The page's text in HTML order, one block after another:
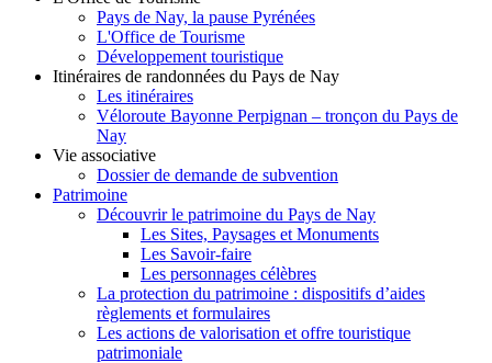
Pays de Nay, la pause Pyrénées
L'Office de Tourisme
Développement touristique
Itinéraires de randonnées du Pays de Nay
Les itinéraires
Véloroute Bayonne Perpignan – tronçon du Pays de
Nay
Vie associative
Dossier de demande de subvention
Patrimoine
Découvrir le patrimoine du Pays de Nay
Les Sites, Paysages et Monuments
Les Savoir-faire
Les personnages célèbres
La protection du patrimoine : dispositifs d’aides
règlements et formulaires
Les actions de valorisation et offre touristique
patrimoniale